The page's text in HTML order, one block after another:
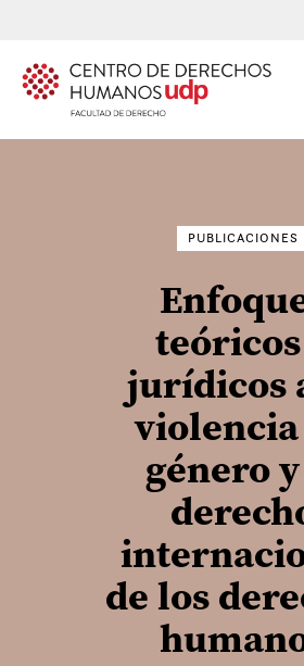
PUBLICACIONES
jurídicos
género
de los